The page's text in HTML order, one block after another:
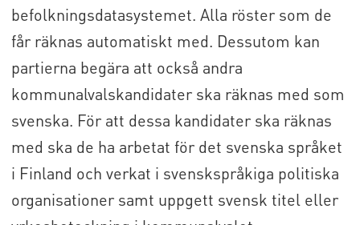
befolkningsdatasystemet. Alla röster som de
får räknas automatiskt med. Dessutom kan
partierna begära att också andra
kommunalvalskandidater ska räknas med som
svenska. För att dessa kandidater ska räknas
med ska de ha arbetat för det svenska språket
i Finland och verkat i svenskspråkiga politiska
organisationer samt uppgett svensk titel eller